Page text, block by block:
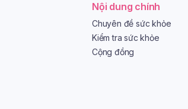
Nội dung chính
Chuyên đề sức khỏe
Kiểm tra sức khỏe
Cộng đồng